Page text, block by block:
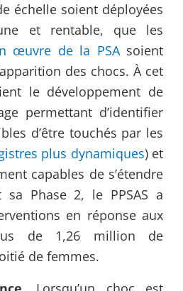
échelle soient déployées
et rentable, que les
œuvre de la PSAsoient
des chocs. À cet
le développement de
permettant d’identifier
d’être touchés par les
plus dynamiques) et
capables de s’étendre
sa Phase 2, le PPSAS a
en réponse aux
de 1,26 million de
de femmes.